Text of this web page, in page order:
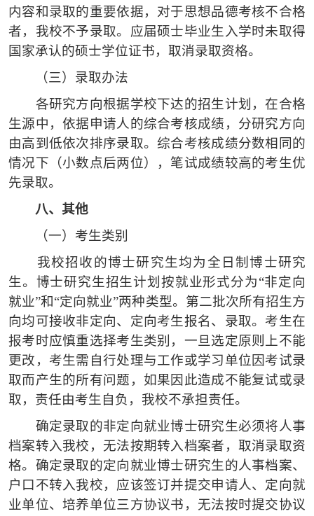
内容和录取的重要依据，对于思想品德考核不合格
者，我校不予录取。应届硕士毕业生入学时未取得
国家承认的硕士学位证书，取消录取资格。
（三） 录取办法
各研究方向根据学校下达的招生计划，在合格
生源中，依据申请人的综合考核成绩，分研究方向
由高到低依次排序录取。综合考核成绩分数相同的
情况下（小数点后两位），笔试成绩较高的考生优
先录取。
八、 其他
（一） 考生类别
我校招收的博士研究生均为全日制博士研究
生。博士研究生招生计划按就业形式分为“非定向
就业”和“定向就业”两种类型。第二批次所有招生方
向均可接收非定向、定向考生报名、录取。考生在
报考时应慎重选择考生类别，一旦选定原则上不能
更改，考生需自行处理与工作或学习单位因考试录
取而产生的所有问题，如果因此造成不能复试或录
取，责任由考生自负，我校不承担责任。
确定录取的非定向就业博士研究生必须将人事
档案转入我校，无法按期转入档案者，取消录取资
格。确定录取的定向就业博士研究生的人事档案、
户口不转入我校，应该签订并提交申请人、定向就
业单位、培养单位三方协议书，无法按时提交协议